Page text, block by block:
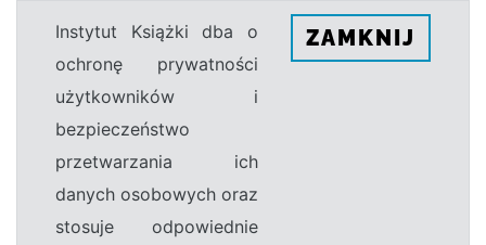
Instytut Książki dba o
ochronę prywatności
użytkowników i
bezpieczeństwo
przetwarzania ich
danych osobowych oraz
stosuje odpowiednie
ZAMKNIJ